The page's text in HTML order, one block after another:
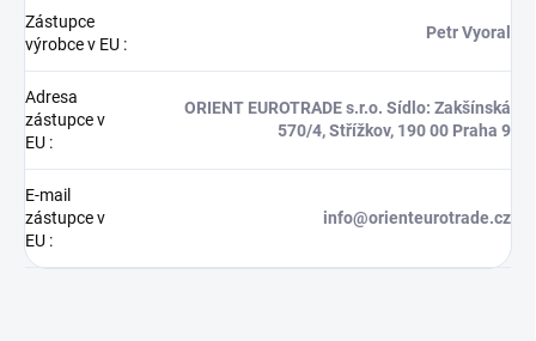
Zástupce
výrobce v EU :
Petr Vyoral
Adresa
zástupce v
EU :
ORIENT EUROTRADE s.r.o. Sídlo: Zakšínská
570/4, Střížkov, 190 00 Praha 9
E-mail
zástupce v
EU :
info@orienteurotrade.cz